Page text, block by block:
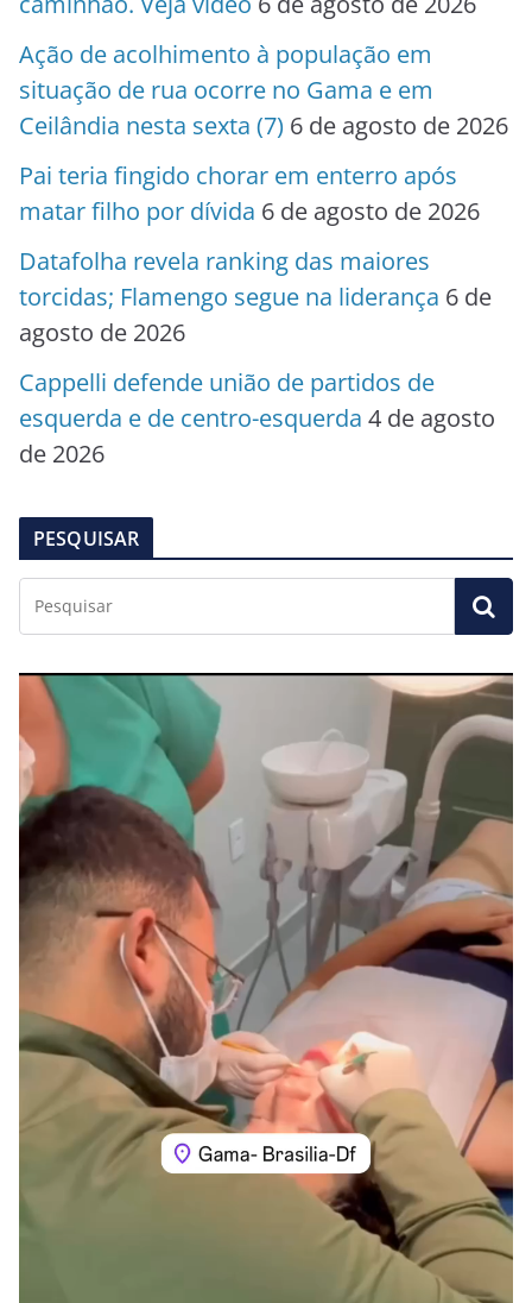
Ação de acolhimento à população em
situação de rua ocorre no Gama e em
Ceilândia nesta sexta (7) 6 de agosto de 2026
Pai teria fingido chorar em enterro após
matar filho por dívida 6 de agosto de 2026
Datafolha revela ranking das maiores
torcidas; Flamengo segue na liderança 6 de
agosto de 2026
Cappelli defende união de partidos de
esquerda e de centro-esquerda 4 de agosto
de 2026
PESQUISAR